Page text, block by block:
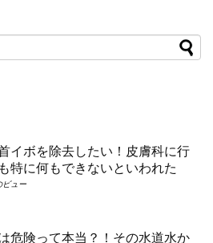
イボを除去したい！皮膚科に行
特に何もできないといわれた
ビュー
危険って本当？！その水道水か